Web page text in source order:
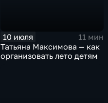
10 июля
11 мин
Татьяна Максимова — как
организовать лето детям